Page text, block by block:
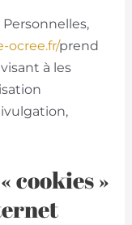
ocree.fr/prend
à les
cookies »